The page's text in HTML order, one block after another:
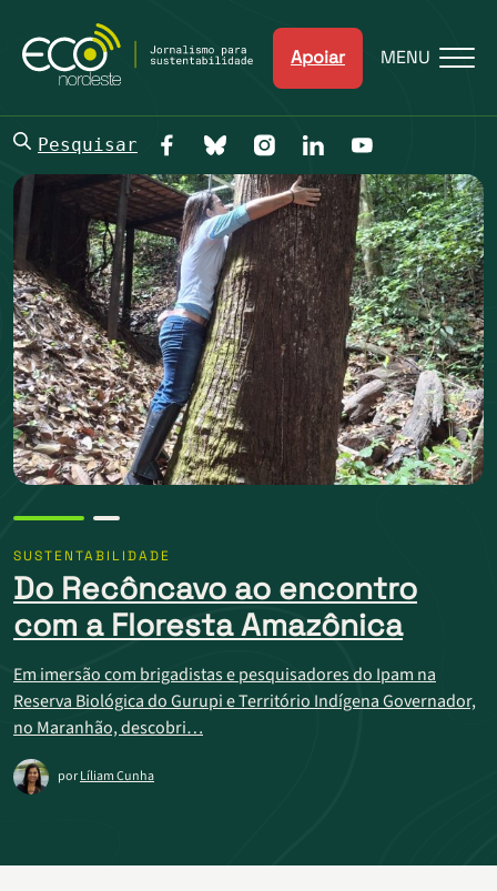
Apoiar MENU
Pesquisar
SUSTENTABILIDADE
Do Recôncavo ao encontro
com a Floresta Amazônica
Em imersão com brigadistas e pesquisadores do Ipam na
Reserva Biológica do Gurupi e Território Indígena Governador,
no Maranhão, descobri…
porLíliam Cunha